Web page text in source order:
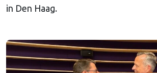
in Den Haag.